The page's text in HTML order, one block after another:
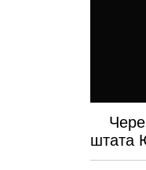
штата